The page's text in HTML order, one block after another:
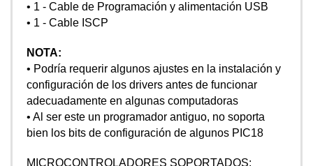
• 1 - Cable de Programación y alimentación USB
• 1 - Cable ISCP
NOTA:
• Podría requerir algunos ajustes en la instalación y
configuración de los drivers antes de funcionar
adecuadamente en algunas computadoras
• Al ser este un programador antiguo, no soporta
bien los bits de configuración de algunos PIC18
MICROCONTROLADORES SOPORTADOS: